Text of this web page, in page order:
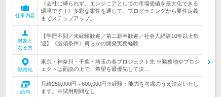
仕事内容
《会社に縛られず、エンジニアとしての市場価値を最大化できる
環境です！》多彩な案件を通して、プログラミングから要件定義
までステップアップ。
対象と
なる方
【学歴不問／未経験歓迎／第二新卒歓迎／社会人経験10年以上歓
迎】《必須条件》何らかの開発実務経験
勤務地
東京・神奈川・千葉・埼玉の各プロジェクト先 ※勤務地やプロジ
ェクトは面談の上で、希望を最優先して決…
給与
月給250,000円～600,000円※経験・能力を考慮のうえ決定いたし
ます。※試用期間なし